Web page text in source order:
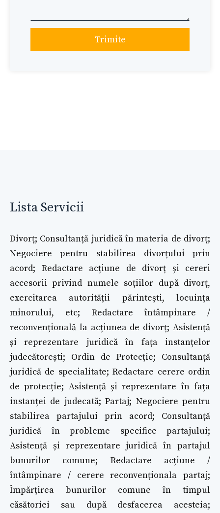
Trimite
Lista Servicii
Divorț; Consultanță juridică în materia de divorț;
Negociere pentru stabilirea divorțului prin
acord; Redactare acțiune de divorț și cereri
accesorii privind numele soțiilor după divorț,
exercitarea autorității părintești, locuința
minorului, etc; Redactare întâmpinare /
reconvențională la acțiunea de divorț; Asistență
și reprezentare juridică în fața instanțelor
judecătorești; Ordin de Protecție; Consultanță
juridică de specialitate; Redactare cerere ordin
de protecție; Asistență și reprezentare în fața
instanței de judecată; Partaj; Negociere pentru
stabilirea partajului prin acord; Consultanță
juridică în probleme specifice partajului;
Asistență și reprezentare juridică în partajul
bunurilor comune; Redactare acțiune /
întâmpinare / cerere reconvenționala partaj;
Împărțirea bunurilor comune în timpul
căsătoriei sau după desfacerea acesteia;